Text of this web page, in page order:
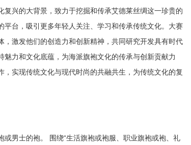
兴的大背景，致力于挖掘和传承艾德莱丝绸这一珍贵的
台，吸引更多年轻人关注、学习和传承传统文化。大赛
激发他们的创造力和创新精神，共同研究开发具有时代
力和文化底蕴，为海派旗袍文化的传承与创新贡献力
实现传统文化与现代时尚的共融共生，为传统文化的复
男士的袍。 围绕“生活旗袍或袍服、职业旗袍或袍、礼